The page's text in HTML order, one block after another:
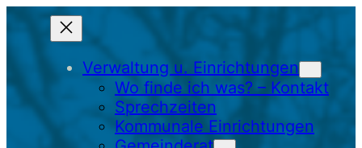
Zum
Verwaltung u. Einrichtungen
Wo finde ich was? – Kontakt
Sprechzeiten
Kommunale Einrichtungen